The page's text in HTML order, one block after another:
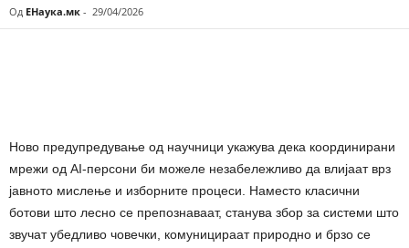
Од ЕНаука.мк - 29/04/2026
Ново предупредување од научници укажува дека координирани
мрежи од AI-персони би можеле незабележливо да влијаат врз
јавното мислење и изборните процеси. Наместо класични
ботови што лесно се препознаваат, станува збор за системи што
звучат убедливо човечки, комуницираат природно и брзо се